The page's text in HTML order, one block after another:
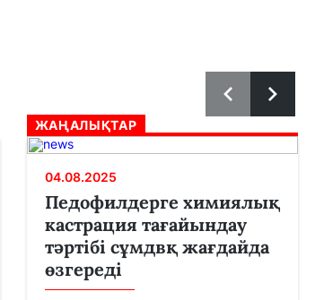
ЖАҢАЛЫҚТАР
04.08.2025
Педофилдерге химиялық
кастрация тағайындау
тәртібі сұмдвқ жағдайда
өзгереді